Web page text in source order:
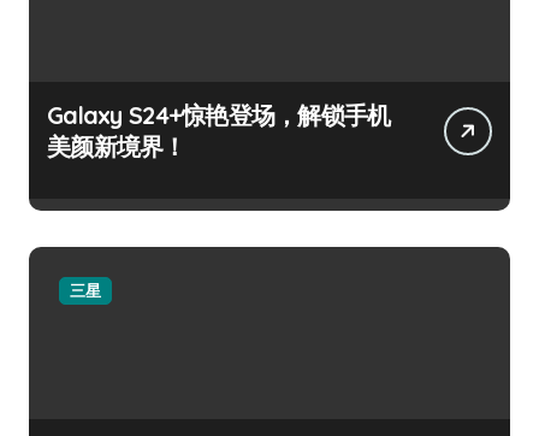
Galaxy S24+惊艳登场，解锁手机
美颜新境界！
三星